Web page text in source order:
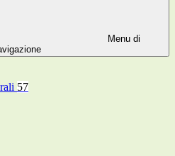
Menu di
57